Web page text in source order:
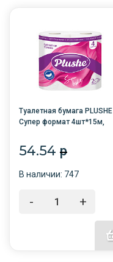
Туалетная бумага PLUSHE
Супер формат 4шт*15м,
54.54 p
В наличии: 747
- +